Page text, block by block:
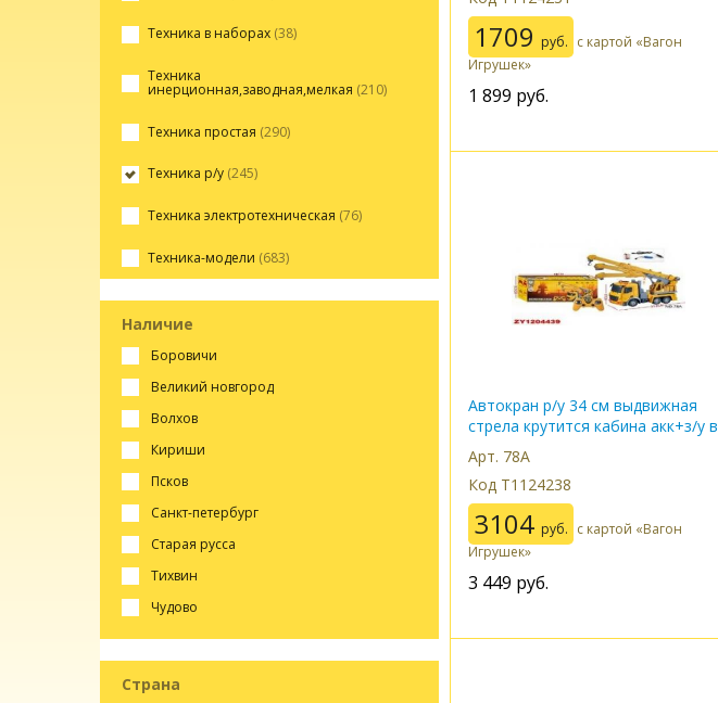
Техника в наборах (38)
Техника
инерционная,заводная,мелкая (210)
Техника простая (290)
Техника р/у (245)
Техника электротехническая (76)
Техника-модели (683)
Наличие
боровичи
великий новгород
волхов
кириши
псков
санкт-петербург
старая русса
тихвин
чудово
Страна
1709 руб. с картой «Вагон
Игрушек»
1 899 руб.
Автокран р/у 34 см выдвижная
стрела крутится кабина акк+з/у в
кор.
Арт. 78A
Код Т1124238
3104 руб. с картой «Вагон
Игрушек»
3 449 руб.